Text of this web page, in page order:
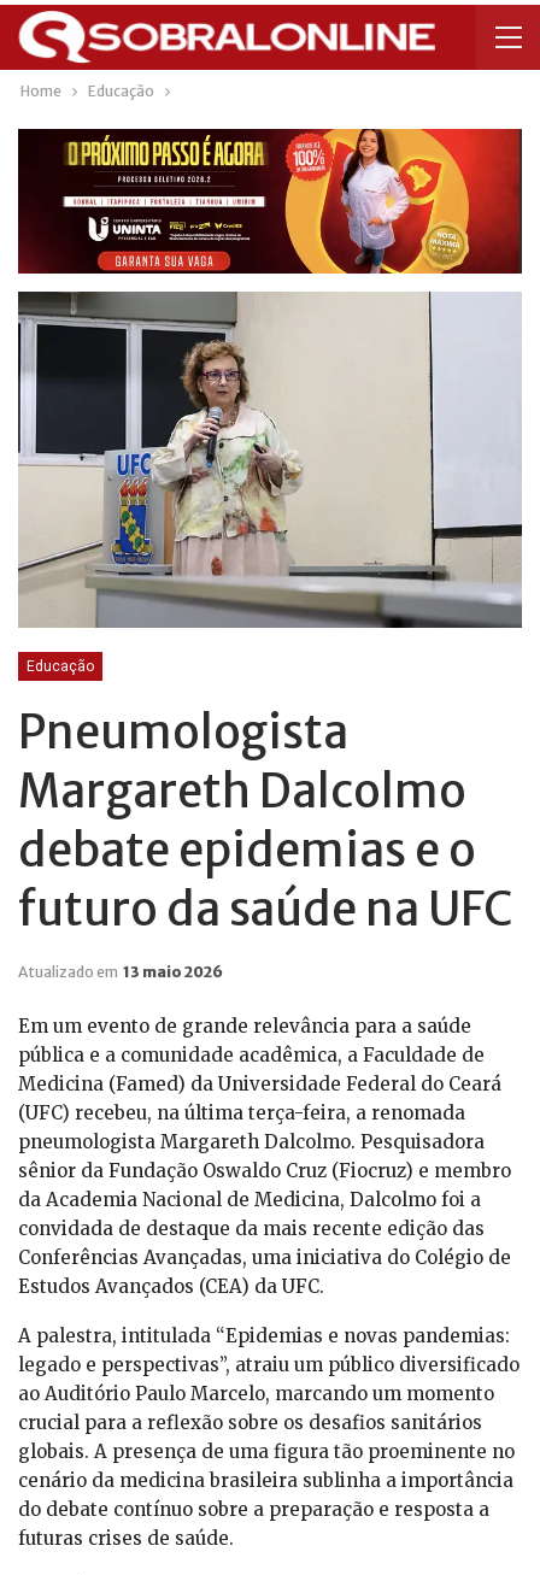
Home Educação
Educação
Pneumologista
Margareth Dalcolmo
debate epidemias e o
futuro da saúde na UFC
Atualizado em 13 maio 2026
Em um evento de grande relevância para a saúde
pública e a comunidade acadêmica, a Faculdade de
Medicina (Famed) da Universidade Federal do Ceará
(UFC) recebeu, na última terça-feira, a renomada
pneumologista Margareth Dalcolmo. Pesquisadora
sênior da Fundação Oswaldo Cruz (Fiocruz) e membro
da Academia Nacional de Medicina, Dalcolmo foi a
convidada de destaque da mais recente edição das
Conferências Avançadas, uma iniciativa do Colégio de
Estudos Avançados (CEA) da UFC.
A palestra, intitulada “Epidemias e novas pandemias:
legado e perspectivas”, atraiu um público diversificado
ao Auditório Paulo Marcelo, marcando um momento
crucial para a reflexão sobre os desafios sanitários
globais. A presença de uma figura tão proeminente no
cenário da medicina brasileira sublinha a importância
do debate contínuo sobre a preparação e resposta a
futuras crises de saúde.